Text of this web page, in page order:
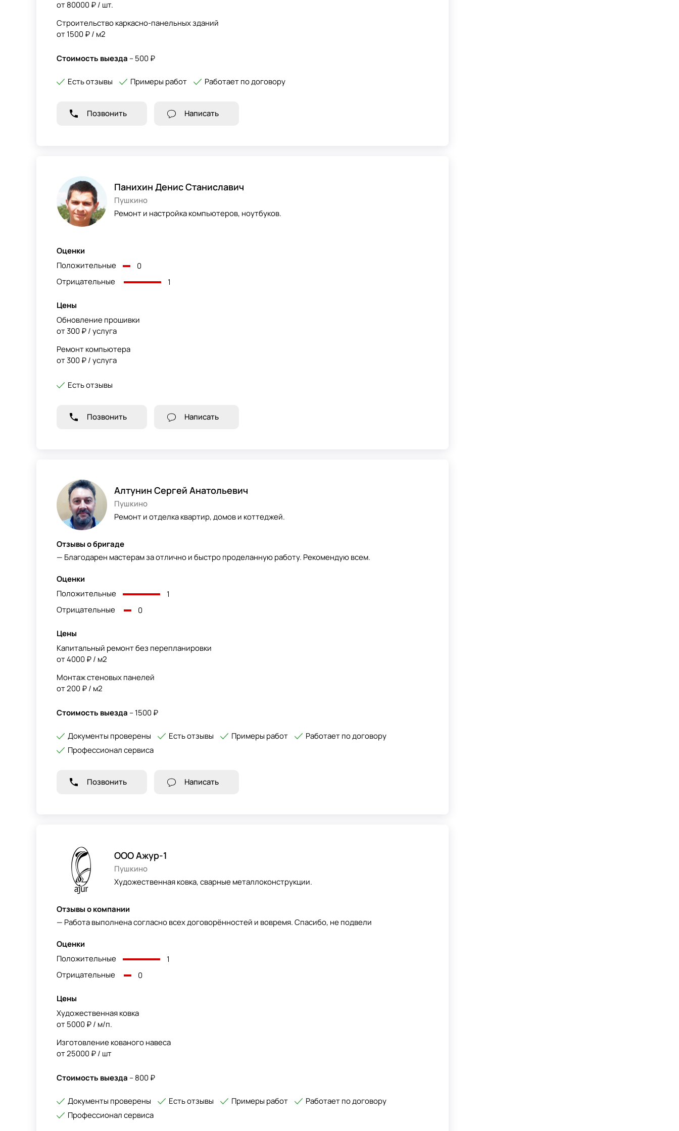
от 80000 ₽ / шт.
Строительство каркасно-панельных зданий
от 1500 ₽ / м2
Стоимость выезда – 500 ₽
Есть отзывы Примеры работ Работает по договору
Позвонить Написать
Панихин Денис Станиславич
Пушкино
Ремонт и настройка компьютеров, ноутбуков.
Оценки
Положительные
0
Отрицательные
1
Цены
Обновление прошивки
от 300 ₽ / услуга
Ремонт компьютера
от 300 ₽ / услуга
Есть отзывы
Позвонить Написать
Алтунин Сергей Анатольевич
Пушкино
Ремонт и отделка квартир, домов и коттеджей.
Отзывы о бригаде
— Благодарен мастерам за отлично и быстро проделанную работу. Рекомендую всем.
Оценки
Положительные
1
Отрицательные
0
Цены
Капитальный ремонт без перепланировки
от 4000 ₽ / м2
Монтаж стеновых панелей
от 200 ₽ / м2
Стоимость выезда – 1500 ₽
Документы проверены Есть отзывы Примеры работ
Работает по договору
Профессионал сервиса
Позвонить Написать
ООО Ажур-1
Пушкино
Художественная ковка, сварные металлоконструкции.
Отзывы о компании
— Работа выполнена согласно всех договорённостей и вовремя. Спасибо, не подвели
Оценки
Положительные
1
Отрицательные
0
Цены
Художественная ковка
от 5000 ₽ / м/п.
Изготовление кованого навеса
от 25000 ₽ / шт
Стоимость выезда – 800 ₽
Документы проверены Есть отзывы Примеры работ
Работает по договору
Профессионал сервиса